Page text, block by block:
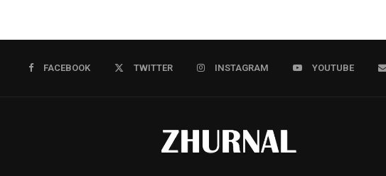
FACEBOOK TWITTER INSTAGRAM YOUTUBE